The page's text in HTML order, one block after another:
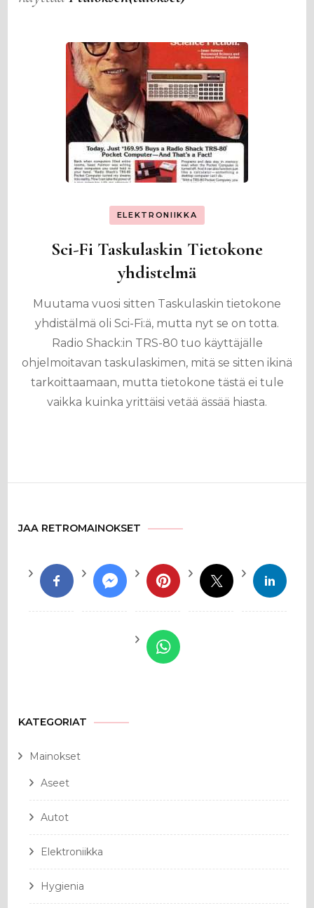
ELEKTRONIIKKA
Sci-Fi Taskulaskin Tietokone
yhdistelmä
Muutama vuosi sitten Taskulaskin tietokone
yhdistälmä oli Sci-Fi:ä, mutta nyt se on totta.
Radio Shack:in TRS-80 tuo käyttäjälle
ohjelmoitavan taskulaskimen, mitä se sitten ikinä
tarkoittaamaan, mutta tietokone tästä ei tule
vaikka kuinka yrittäisi vetää ässää hiasta.
JAA RETROMAINOKSET
KATEGORIAT
Mainokset
Aseet
Autot
Elektroniikka
Hygienia